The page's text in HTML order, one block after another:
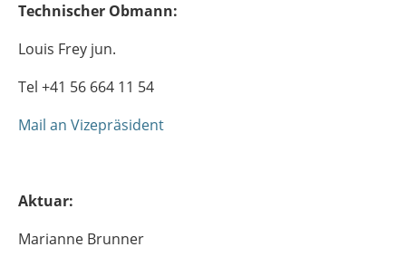
Technischer Obmann:
Louis Frey jun.
Tel +41 56 664 11 54
Mail an Vizepräsident
Aktuar:
Marianne Brunner